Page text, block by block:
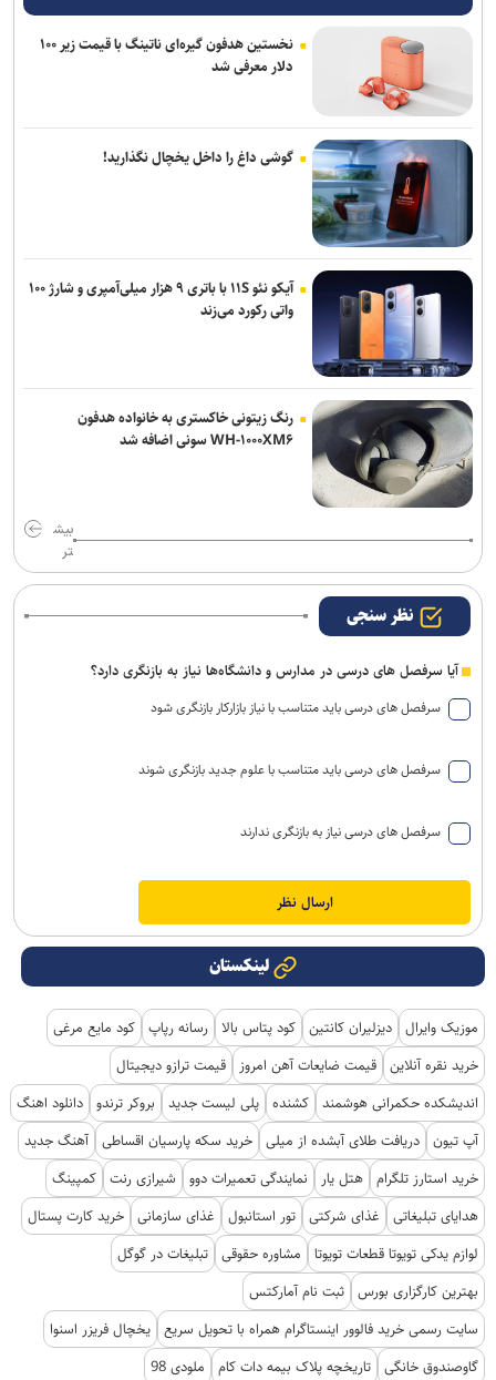
نخستین هدفون گیره‌ای ناتینگ با قیمت زیر ۱۰۰
دلار معرفی شد
گوشی داغ را داخل یخچال نگذارید!
آیکو نئو ۱۱S با باتری ۹ هزار میلی‌آمپری و شارژ ۱۰۰
واتی رکورد می‌زند
رنگ زیتونی خاکستری به خانواده هدفون
WH-۱۰۰۰XM۶ سونی اضافه شد
بیش
تر
نظر سنجی
آیا سرفصل های درسی در مدارس و دانشگاه‌ها نیاز به بازنگری دارد؟
سرفصل های درسی باید متناسب با نیاز بازارکار بازنگری شود
سرفصل های درسی باید متناسب با علوم جدید بازنگری شوند
سرفصل های درسی نیاز به بازنگری ندارند
لینکستان
موزیک وایرال دیزلیران کانتین کود پتاس بالا رسانه رپاپ کود مایع مرغی
خرید نقره آنلاین قیمت ضایعات آهن امروز
قیمت ترازو دیجیتال
اندیشکده حکمرانی هوشمند کشنده پلی لیست جدید بروکر ترندو دانلود اهنگ
آپ تیون دریافت طلای آبشده از میلی خرید سکه پارسیان اقساطی آهنگ جدید
خرید استارز تلگرام هتل یار نمایندگی تعمیرات دوو شیرازی رنت کمپینگ
هدایای تبلیغاتی
غذای شرکتی تور استانبول غذای سازمانی خرید کارت پستال
لوازم یدکی تویوتا قطعات تویوتا
مشاوره حقوقی تبلیغات در گوگل
بهترین کارگزاری بورس ثبت نام آمارکتس
سایت رسمی خرید فالوور اینستاگرام همراه با تحویل سریع یخچال فریزر اسنوا
گاوصندوق خانگی تاریخچه پلاک بیمه دات کام ملودی 98